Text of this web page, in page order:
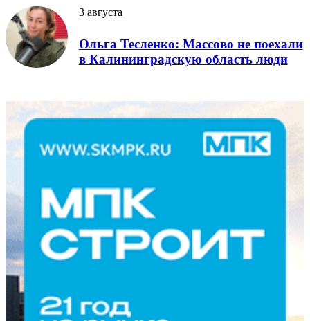
3 августа
Ольга Тесленко: Массово не поехали
в Калининградскую область люди